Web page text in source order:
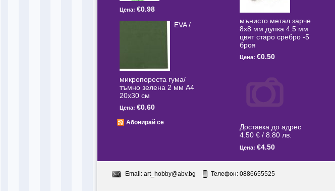
Цена: €0.98
EVA /
микропореста гума/
тъмно зелена 2 мм А4
20x30 см
Цена: €0.60
Абонирай се
мънисто метал зарче
8x8 мм дупка 4.5 мм
цвят старо сребро -5
броя
Цена: €0.50
Доставка до адрес
4.50 € / 8.80 лв.
Цена: €4.50
Email: art_hobby@abv.bg Телефон: 0886655525